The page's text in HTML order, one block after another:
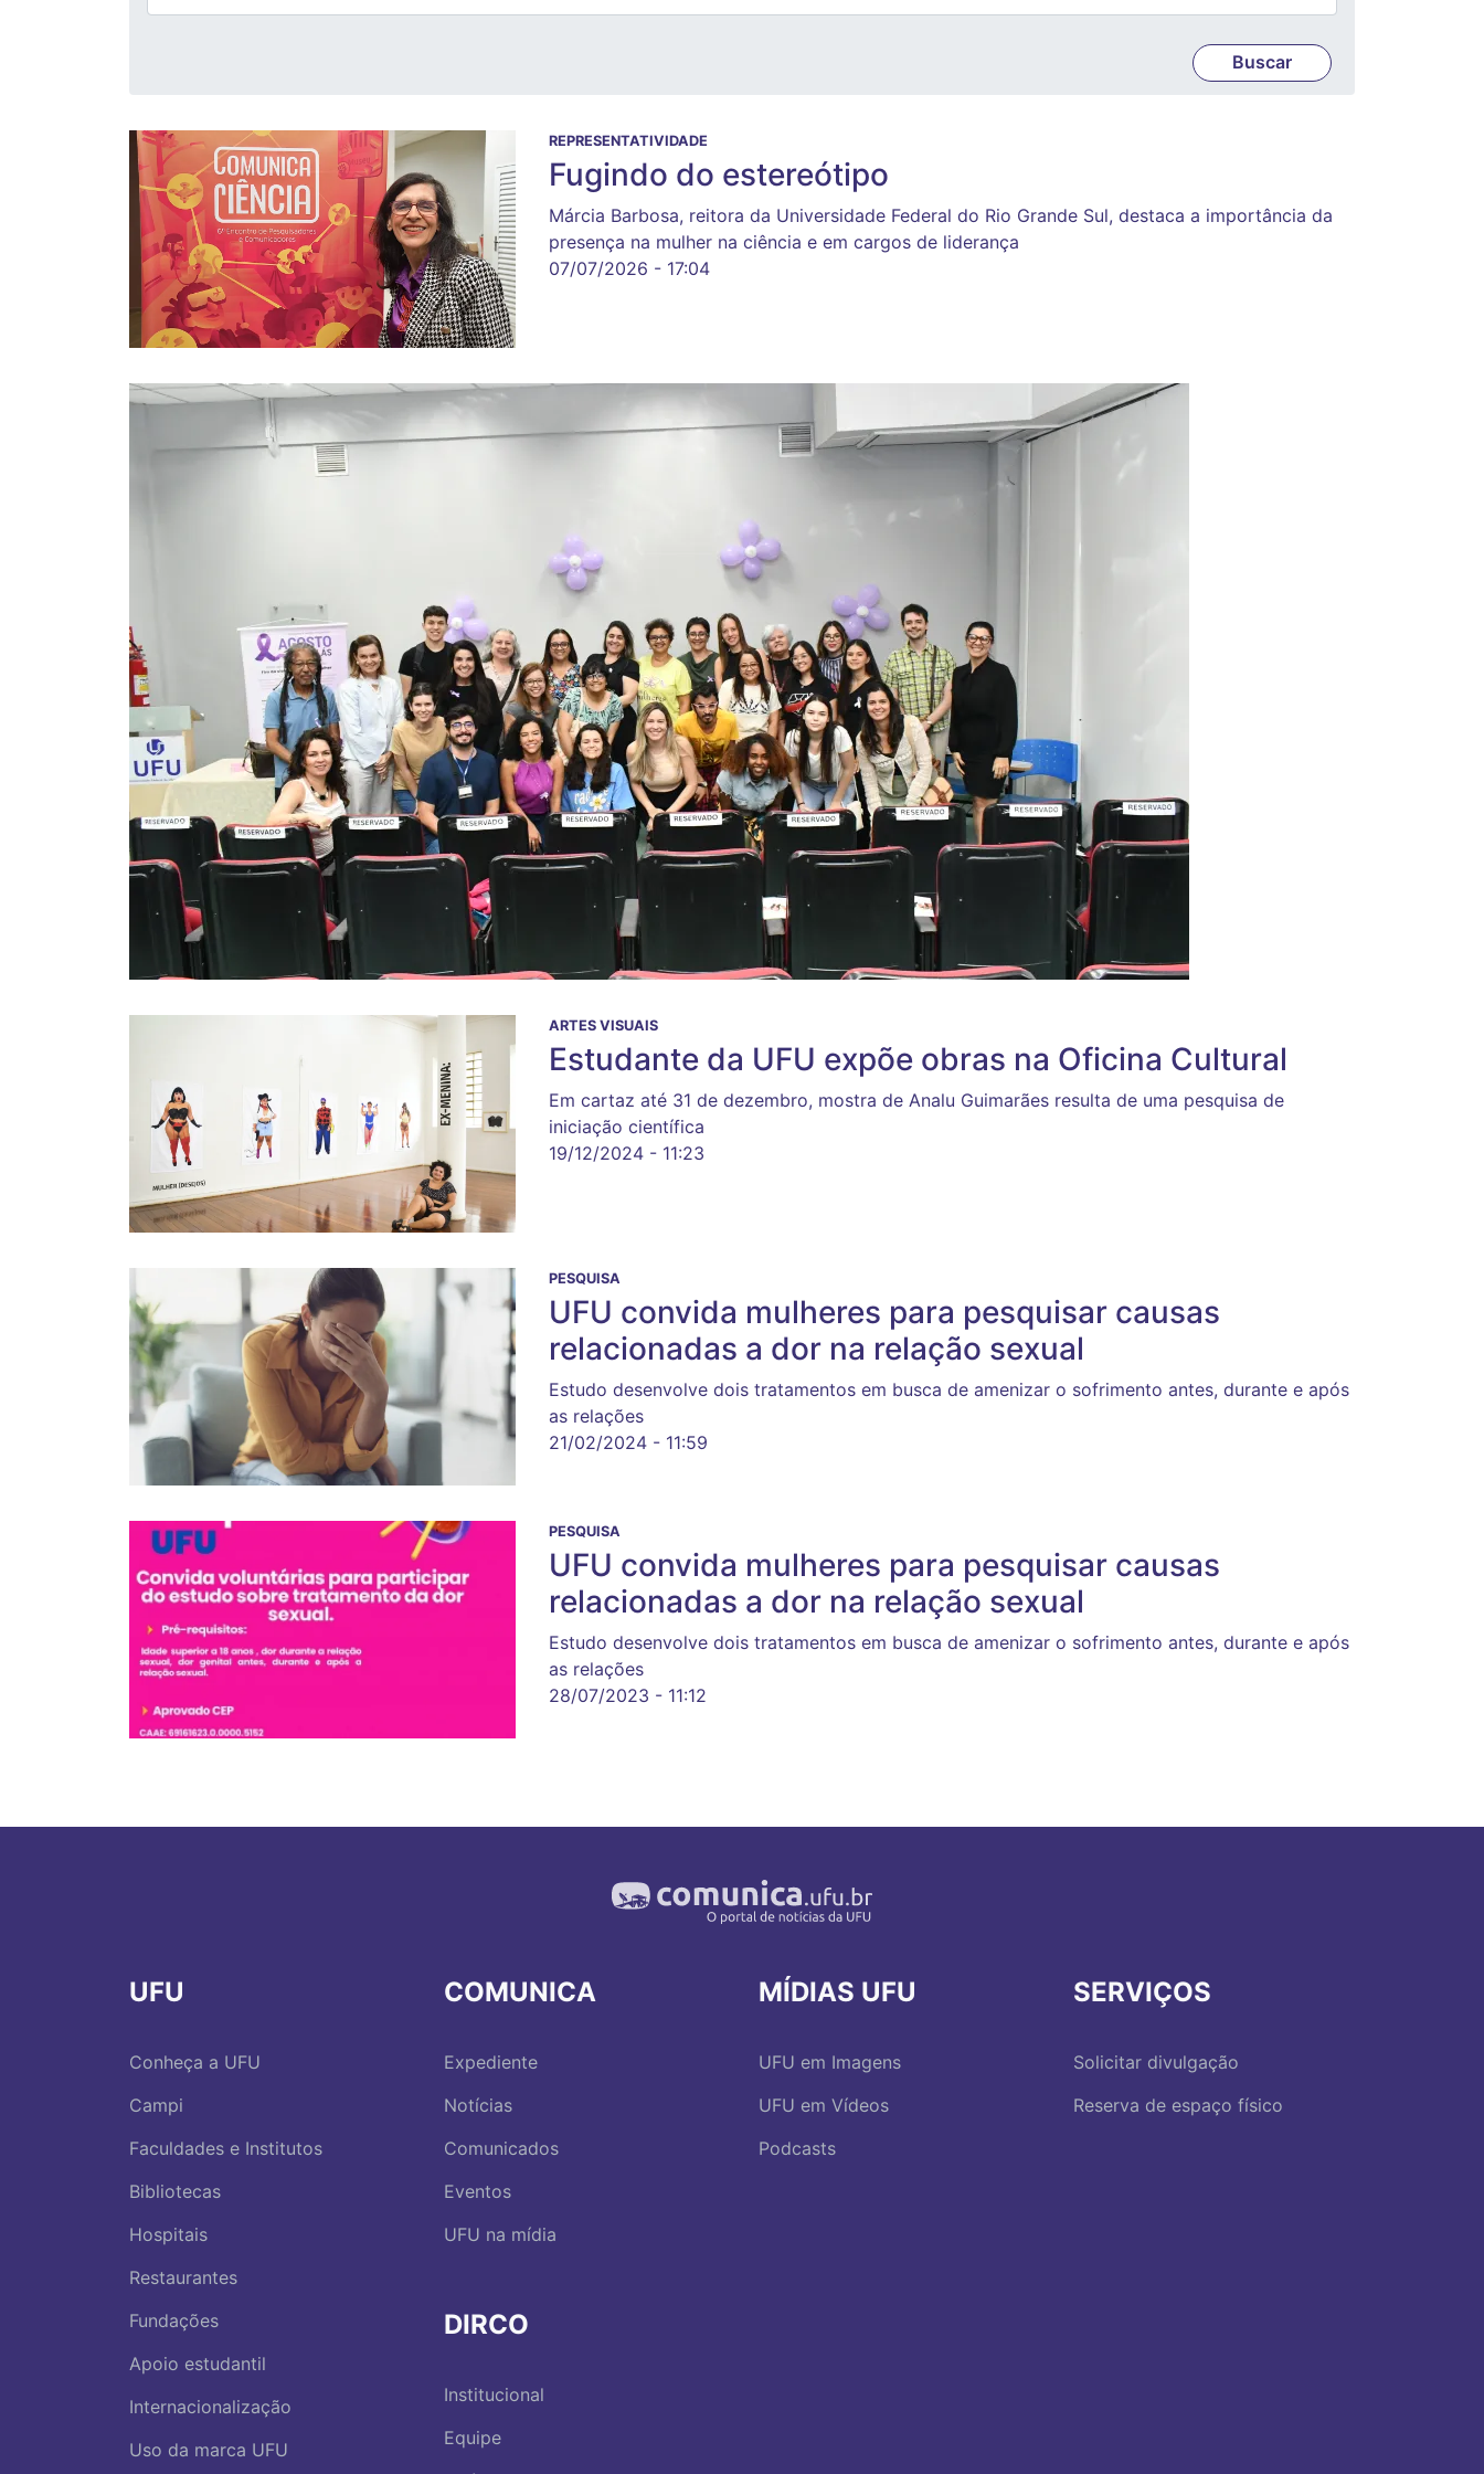
REPRESENTATIVIDADE
Fugindo do estereótipo
Márcia Barbosa, reitora da Universidade Federal do Rio Grande Sul, destaca a importância da
presença na mulher na ciência e em cargos de liderança
07/07/2026 - 17:04
ARTES VISUAIS
Estudante da UFU expõe obras na Oficina Cultural
Em cartaz até 31 de dezembro, mostra de Analu Guimarães resulta de uma pesquisa de
iniciação científica
19/12/2024 - 11:23
PESQUISA
UFU convida mulheres para pesquisar causas
relacionadas a dor na relação sexual
Estudo desenvolve dois tratamentos em busca de amenizar o sofrimento antes, durante e após
as relações
21/02/2024 - 11:59
PESQUISA
UFU convida mulheres para pesquisar causas
relacionadas a dor na relação sexual
Estudo desenvolve dois tratamentos em busca de amenizar o sofrimento antes, durante e após
as relações
28/07/2023 - 11:12
UFU
Conheça a UFU
Campi
Faculdades e Institutos
Bibliotecas
Hospitais
Restaurantes
Fundações
Apoio estudantil
Internacionalização
Uso da marca UFU
COMUNICA
Expediente
Notícias
Comunicados
Eventos
UFU na mídia
DIRCO
Institucional
Equipe
MÍDIAS UFU
UFU em Imagens
UFU em Vídeos
Podcasts
SERVIÇOS
Solicitar divulgação
Reserva de espaço físico